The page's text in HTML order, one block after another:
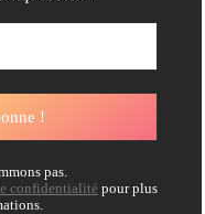
pas.
confidentialité pour plus